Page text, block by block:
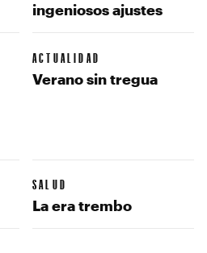
ingeniosos ajustes
ACTUALIDAD
Verano sin tregua
SALUD
La era trembo